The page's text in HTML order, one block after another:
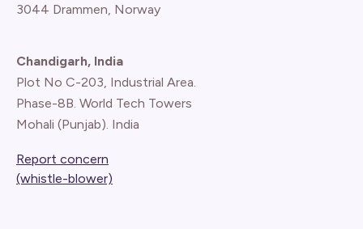
3044 Drammen, Norway
Chandigarh, India
Plot No C-203, Industrial Area.
Phase-8B. World Tech Towers
Mohali (Punjab). India
Report concern
(whistle-blower)